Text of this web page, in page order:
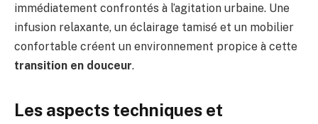
immédiatement confrontés à l’agitation urbaine. Une
infusion relaxante, un éclairage tamisé et un mobilier
confortable créent un environnement propice à cette
transition en douceur.
Les aspects techniques et